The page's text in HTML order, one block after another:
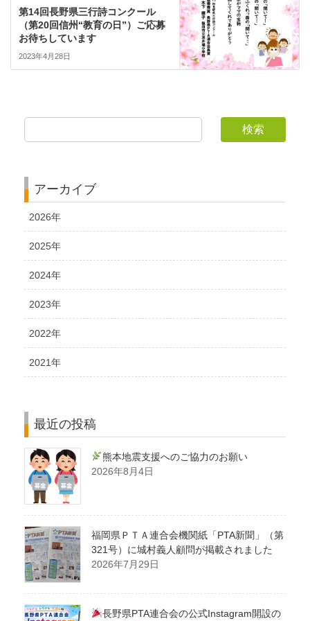
第14回長野県三行詩コンクール
（第20回信州“教育の日”）ご応募
お待ちしています
2023年4月28日
検索
アーカイブ
2026年
2025年
2024年
2023年
2022年
2021年
最近の投稿
熊本地震支援へのご協力のお願い
2026年8月4日
福岡県ＰＴＡ連合会機関紙「PTA新聞」（第
321号）に城村義人顧問が掲載されました
2026年7月29日
長野県PTA連合会の公式Instagram開設の